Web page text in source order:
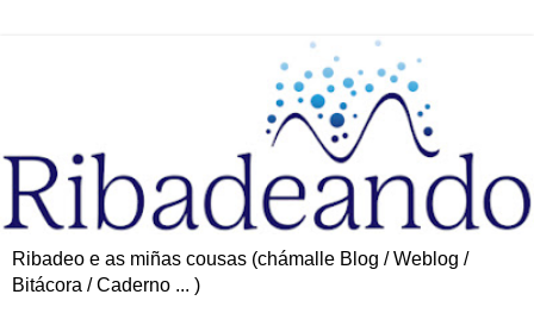
Ribadeo e as miñas cousas (chámalle Blog / Weblog /
Bitácora / Caderno ... )